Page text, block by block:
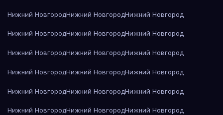
Нижний НовгородНижний НовгородНижний Новгород
Нижний НовгородНижний НовгородНижний Новгород
Нижний НовгородНижний НовгородНижний Новгород
Нижний НовгородНижний НовгородНижний Новгород
Нижний НовгородНижний НовгородНижний Новгород
Нижний НовгородНижний НовгородНижний Новгород